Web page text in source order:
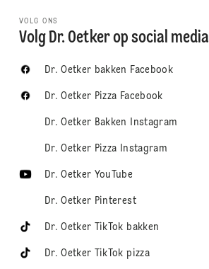
VOLG ONS
Volg Dr. Oetker op social media
Dr. Oetker bakken Facebook
Dr. Oetker Pizza Facebook
Dr. Oetker Bakken Instagram
Dr. Oetker Pizza Instagram
Dr. Oetker YouTube
Dr. Oetker Pinterest
Dr. Oetker TikTok bakken
Dr. Oetker TikTok pizza